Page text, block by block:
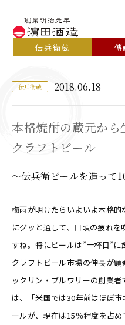
伝兵衛蔵 傳
伝兵衛蔵 2018.06.18
本格焼酎の蔵元か
クラフトビール
～伝兵衛ビールを造って
梅雨が明けたらいよいよ本格
にグッと通して、日頃の疲れ
すね。特にビールは”一杯目”
クラフトビール市場の伸長が
ックリン・ブルワリーの創業
は、「米国では30年前はほぼ
ールが、現在は15％程度を占